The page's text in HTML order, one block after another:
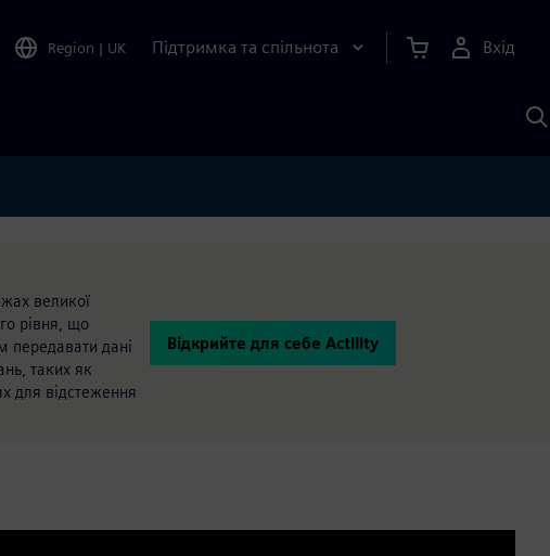
Region | UK Підтримка та спільнота Вхід
великої
рівня, що
передавати дані
таких як
для відстеження
Відкрийте для себе Actility